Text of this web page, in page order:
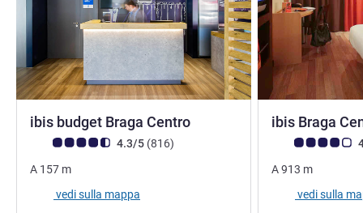
ibis budget Braga Centro
Giudizio clienti (Valutazione ALL)
4.3/5 (816recensioni
)
A 157 m
vedi sulla mappa
ibis Braga
Giudizio clienti
A913 m
vedi sulla